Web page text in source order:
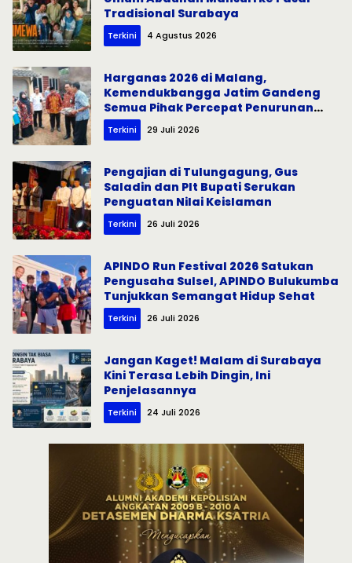
Tradisional Surabaya
Terkini 4 Agustus 2026
Harganas 2026 di Malang,
Kemendukbangga Jatim Gandeng
Semua Pihak Percepat Penurunan
Stunting
Terkini 29 Juli 2026
Pengajian di Tulungagung, Gus
Saladin dan Plt Bupati Serukan
Penguatan Nilai Keislaman
Terkini 26 Juli 2026
APINDO Run Festival 2026 Satukan
Pengusaha Sulsel, APINDO Bulukumba
Tunjukkan Semangat Hidup Sehat
Terkini 26 Juli 2026
Jangan Kaget! Malam di Surabaya
Kini Terasa Lebih Dingin, Ini
Penjelasannya
Terkini 24 Juli 2026